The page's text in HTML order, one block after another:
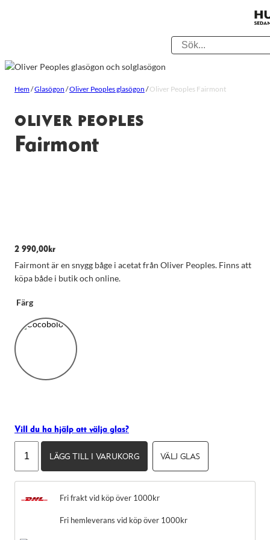
Hem/Glasögon /Oliver Peoples glasögon /Oliver Peoples Fairmont
OLIVER PEOPLES
Fairmont
2 990,00 kr
Fairmont är en snygg båge i acetat från Oliver Peoples. Finns att
köpa både i butik och online.
Färg
Vill du ha hjälp att välja glas?
Peoples
Fairmont
LÄGG TILL I VARUKORG VÄLJ GLAS
Fri frakt vid köp över 1000kr
Fri hemleverans vid köp över 1000kr
Nödvändiga
Dessa kakor
går inte att
De behövs